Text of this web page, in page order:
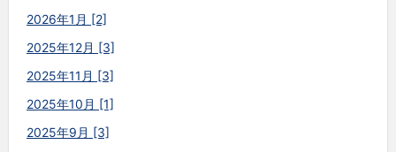
2026年1月 [2]
2025年12月 [3]
2025年11月 [3]
2025年10月 [1]
2025年9月 [3]